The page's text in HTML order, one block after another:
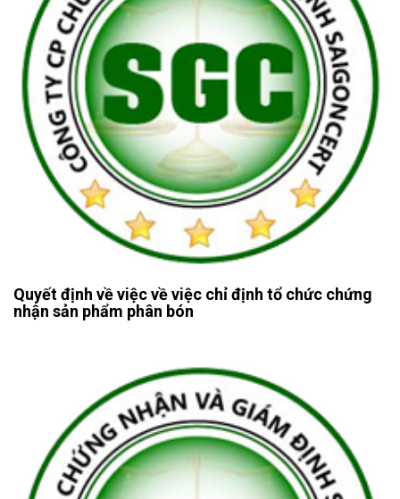
Quyết định về việc về việc chỉ định tổ chức chứng
nhận sản phẩm phân bón